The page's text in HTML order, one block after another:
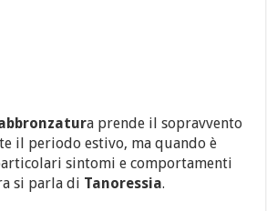
a prende il sopravvento
il periodo estivo, ma quando è
sintomi e comportamenti
si parla di Tanoressia.